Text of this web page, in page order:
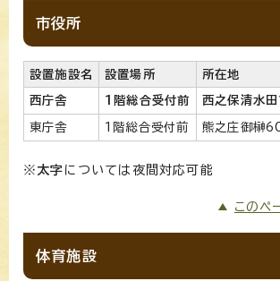
市役所
設置施設名 設置場所 所在地
西庁舎 1階総合受付前 西之保清水
東庁舎 1階総合受付前 熊之庄御榊
※ 太字 については夜間対応可能
このペ
体育施設